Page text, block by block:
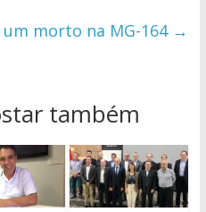
morto na MG-164 →
também